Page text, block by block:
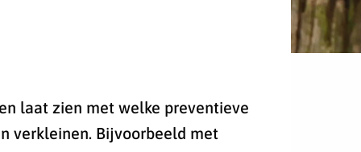
laat zien met welke preventieve
verkleinen. Bijvoorbeeld met